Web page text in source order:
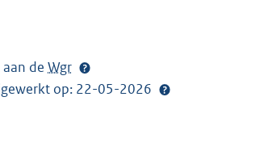
de Wgr
op: 22-05-2026